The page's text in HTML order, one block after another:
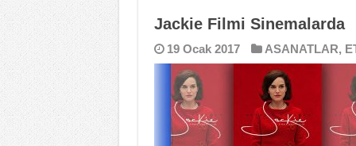
Jackie Filmi Sinemalarda
19 Ocak 2017 ASANATLAR,